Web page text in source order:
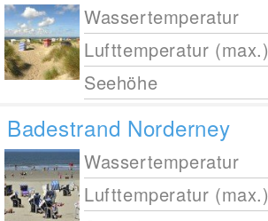
Wassertemperatur
Lufttemperatur (max.)
Seehöhe
Badestrand Norderney
Wassertemperatur
Lufttemperatur (max.)